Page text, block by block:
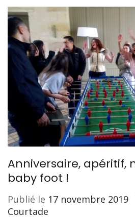
Anniversaire, apéritif,
baby foot !
Publié le 17 novembre 2019
Courtade